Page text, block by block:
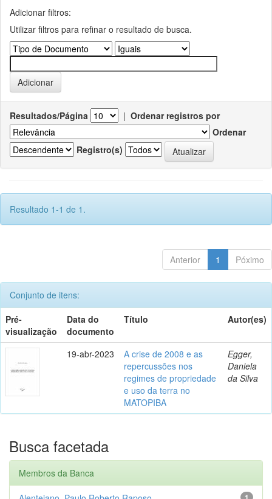
Adicionar filtros:
Utilizar filtros para refinar o resultado de busca.
Resultados/Página | Ordenar registros por
Ordenar
Registro(s)
Resultado 1-1 de 1.
Anterior 1 Póximo
Conjunto de itens:
Pré-
visualização
Data do
documento
Título Autor(es)
19-abr-2023
A crise de 2008 e as
repercussões nos
regimes de propriedade
e uso da terra no
MATOPIBA
Egger,
Daniela
da Silva
Busca facetada
Membros da Banca